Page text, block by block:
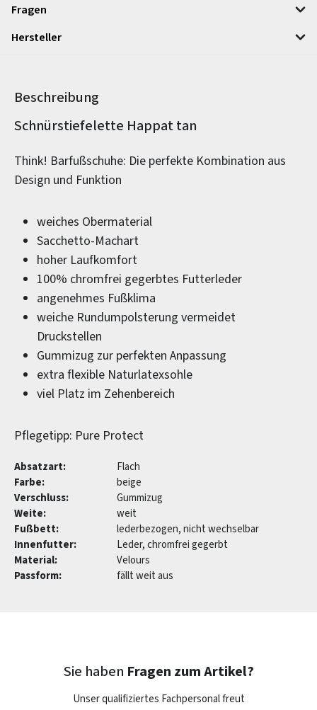
Fragen
Hersteller
Beschreibung
Produktinformationen
Schnürstiefelette Happat tan
Think! Barfußschuhe: Die perfekte Kombination aus
Design und Funktion
weiches Obermaterial
Sacchetto-Machart
hoher Laufkomfort
100% chromfrei gegerbtes Futterleder
angenehmes Fußklima
weiche Rundumpolsterung vermeidet
Druckstellen
Gummizug zur perfekten Anpassung
extra flexible Naturlatexsohle
viel Platz im Zehenbereich
Pflegetipp: Pure Protect
Absatzart:
Flach
Farbe:
beige
Verschluss:
Gummizug
Weite:
weit
Fußbett:
lederbezogen, nicht wechselbar
Innenfutter:
Leder, chromfrei gegerbt
Material:
Velours
Passform:
fällt weit aus
Sie haben Fragen zum Artikel?
Unser qualifiziertes Fachpersonal freut